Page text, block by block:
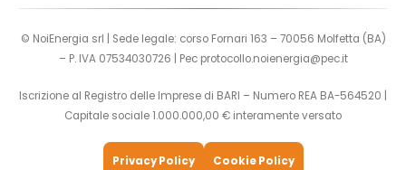
© NoiEnergia srl | Sede legale: corso Fornari 163 – 70056 Molfetta (BA)
– P. IVA 07534030726 | Pec protocollo.noienergia@pec.it
Iscrizione al Registro delle Imprese di BARI – Numero REA BA-564520 |
Capitale sociale 1.000.000,00 € interamente versato
Privacy Policy Cookie Policy